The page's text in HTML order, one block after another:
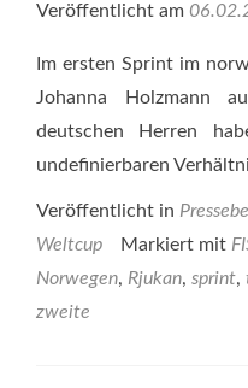
Veröffentlicht am
Im ersten Sprint im
Johanna Holzmann
deutschen Herren
undefinierbaren
Veröffentlicht in
Weltcup
Markiert mit
Norwegen, Rjukan, sprint,
zweite